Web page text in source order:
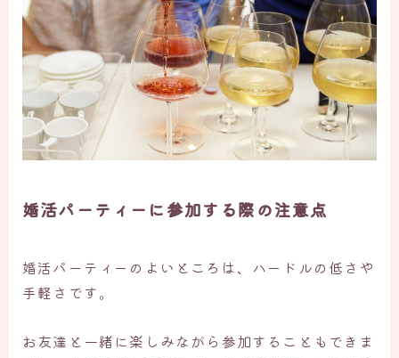
婚活パーティーに参加する際の注意点
婚活パーティーのよいところは、ハードルの低さや
手軽さです。
お友達と一緒に楽しみながら参加することもできま